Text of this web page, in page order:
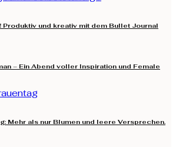
Produktiv und kreativ mit dem Bullet Journal
– Ein Abend voller Inspiration und Female
Mehr als nur Blumen und leere Versprechen.